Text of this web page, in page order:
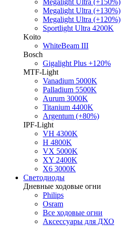
Megalight Ultra (+150%)
Megalight Ultra (+130%)
Megalight Ultra (+120%)
Sportlight Ultra 4200K
Koito
WhiteBeam III
Bosch
Gigalight Plus +120%
MTF-Light
Vanadium 5000K
Palladium 5500K
Aurum 3000K
Titanium 4400K
Argentum (+80%)
IPF-Light
VH 4300K
H 4800K
VX 5000K
XY 2400K
X6 3000K
Светодиоды
Дневные ходовые огни
Philips
Osram
Все ходовые огни
Аксессуары для ДХО